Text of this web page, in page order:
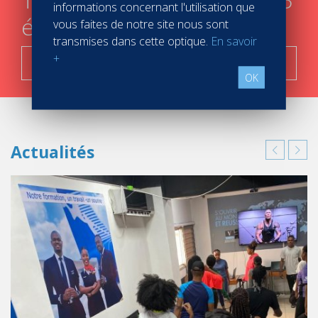
étapes
Actualités
informations concernant l'utilisation que
vous faites de notre site nous sont
transmises dans cette optique. En savoir
+
OK